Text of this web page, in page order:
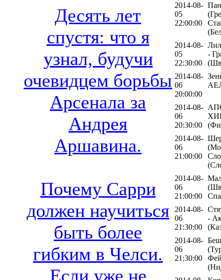
Десять лет
спустя: что я
узнал, будучи
очевидцем борьбы
Арсенала за
Андрея
Аршавина.
Почему Сарри
должен научиться
быть более
гибким в Челси.
Если уже не
2014-08-
05
22:00:00
2014-08-
05
22:30:00
-
2014-08-
06
20:00:00
2014-08-
06
20:30:00
2014-08-
06
21:00:00
2014-08-
06
21:00:00
2014-08-
06
21:30:00
-
2014-08-
06
21:30:00